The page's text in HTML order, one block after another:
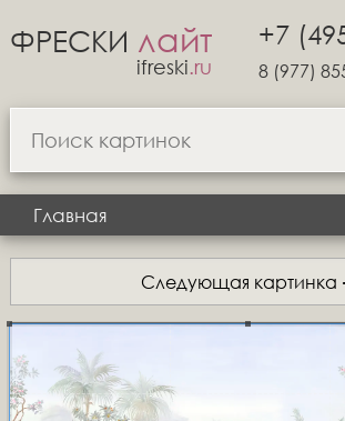
ФРЕСКИ лайт
ifreski.ru
+7
8 (977)
Главная
Следующая картинка